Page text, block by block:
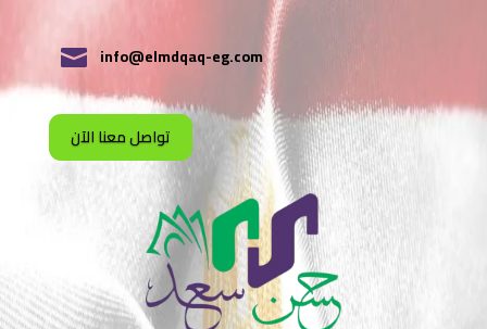
 info@elmdqaq-eg.com
تواصل معنا الآن